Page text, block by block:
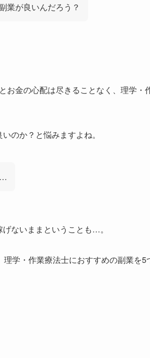
業が良いんだろう？
お金の心配は尽きることなく、理学・
のか？と悩みますよね。
…
ないままということも…。
理学・作業療法士におすすめの副業を5